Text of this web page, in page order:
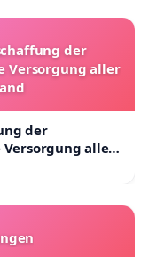
der
Versorgung aller
der
Versorgung aller